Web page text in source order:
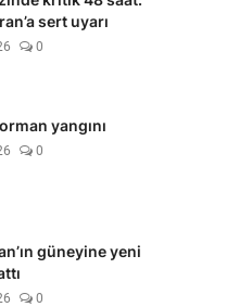
sert uyarı
0
yangını
0
güneyine yeni
0